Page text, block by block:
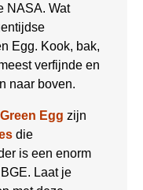
NASA. Wat
Egg. Kook, bak,
verfijnde en
naar boven.
Egg zijn
die
is een enorm
Laat je